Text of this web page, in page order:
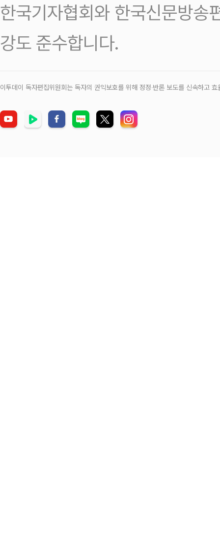
한국기자협회와 한국신문방송
강도 준수합니다.
이투데이 독자편집위원회는 독자의 권익보호를 위해 정정‧반론 보도를 신속하고